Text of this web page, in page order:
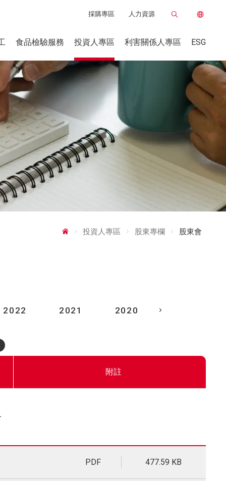
採購專區 人力資源
食品檢驗服務 投資人專區 利害關係人專區 ESG
投資人專區 股東專欄 股東會
2022 2021 2020
附註
PDF 477.59 KB